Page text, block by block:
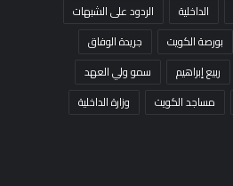
الداخلية
الردود على الشبهات
بورصة الكويت
جريدة الوفاق
ربيع إبراهيم
سمو ولي العهد
مساجد الكويت
وزارة الداخلية